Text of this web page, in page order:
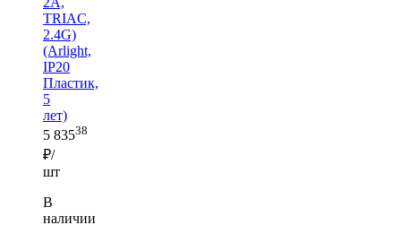
TRIAC,
2.4G)
(Arlight,
IP20
Пластик,
5
лет)
5 83538
₽/
шт
В
наличии